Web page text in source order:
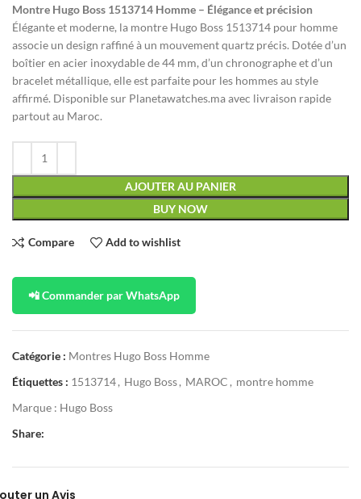
Montre Hugo Boss 1513714 Homme – Élégance et précision
Élégante et moderne, la montre Hugo Boss 1513714 pour homme
associe un design raffiné à un mouvement quartz précis. Dotée d’un
boîtier en acier inoxydable de 44 mm, d’un chronographe et d’un
bracelet métallique, elle est parfaite pour les hommes au style
affirmé. Disponible sur Planetawatches.ma avec livraison rapide
partout au Maroc.
AJOUTER AU PANIER
BUY NOW
Compare Add to wishlist
📲 Commander par WhatsApp
Catégorie : Montres Hugo Boss Homme
Étiquettes : 1513714, Hugo Boss, MAROC , montre homme
Marque : Hugo Boss
Share:
un Avis